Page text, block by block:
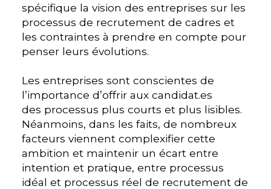
spécifique la vision des entreprises sur les
processus de recrutement de cadres et
les contraintes à prendre en compte pour
penser leurs évolutions.
Les entreprises sont conscientes de
l’importance d’offrir aux candidat.es
des processus plus courts et plus lisibles.
Néanmoins, dans les faits, de nombreux
facteurs viennent complexifier cette
ambition et maintenir un écart entre
intention et pratique, entre processus
idéal et processus réel de recrutement de